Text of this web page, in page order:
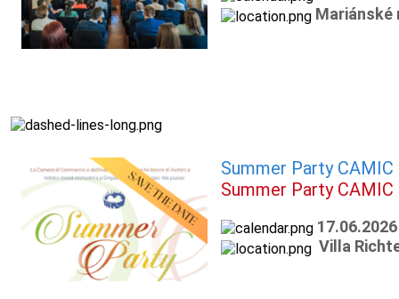
Mariánské
Summer Party CAMIC
Summer Party CAMIC
17.06.2026
Villa